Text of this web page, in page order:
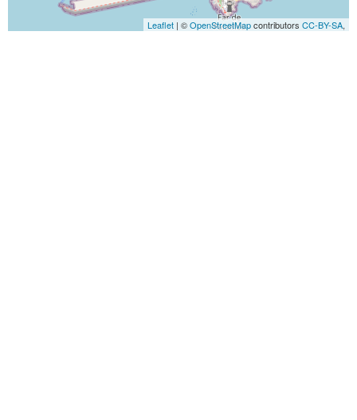
Leaflet | ©OpenStreetMapcontributors CC-BY-SA,